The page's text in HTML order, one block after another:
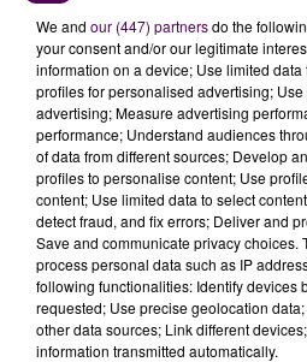
arrivée qui nous effraie et
fragiliser"peut-on lire sur les
l’association.
We and our (447) partnersdo the
your consent and/or our legitimate
information on a device; Use limited
profiles for personalised advertising;
advertising; Measure advertising
performance; Understand audiences
of data from different sources; Develop
profiles to personalise content; Use
content; Use limited data to select
detect fraud, and fix errors; Deliver and
Save and communicate privacy choices.
process personal data such as IP
following functionalities: Identify devices
requested; Use precise geolocation
other data sources; Link different
information transmitted automatically.